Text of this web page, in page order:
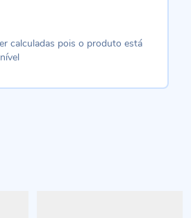
calculadas pois o produto está